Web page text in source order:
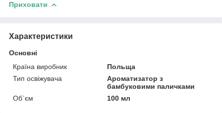
Приховати
Характеристики
Основні
Країна виробник
Польща
Тип освіжувача
Ароматизатор з
бамбуковими паличками
Об`єм
100 мл